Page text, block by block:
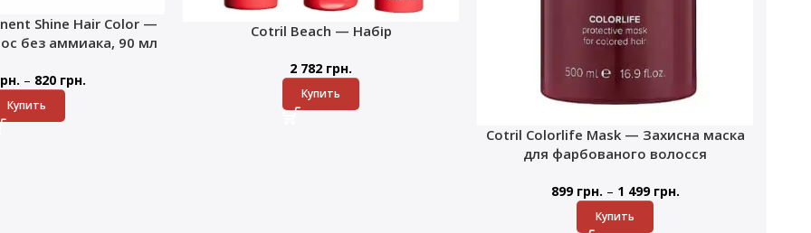
Shine Hair Color —
без аммиака, 90 мл
– 820 грн.
Купить
Cotril Beach — Набір
2 782 грн.
Купить
Cotril Colorlife Mask — Захисна маска
для фарбованого волосся
899 грн. – 1 499 грн.
Купить